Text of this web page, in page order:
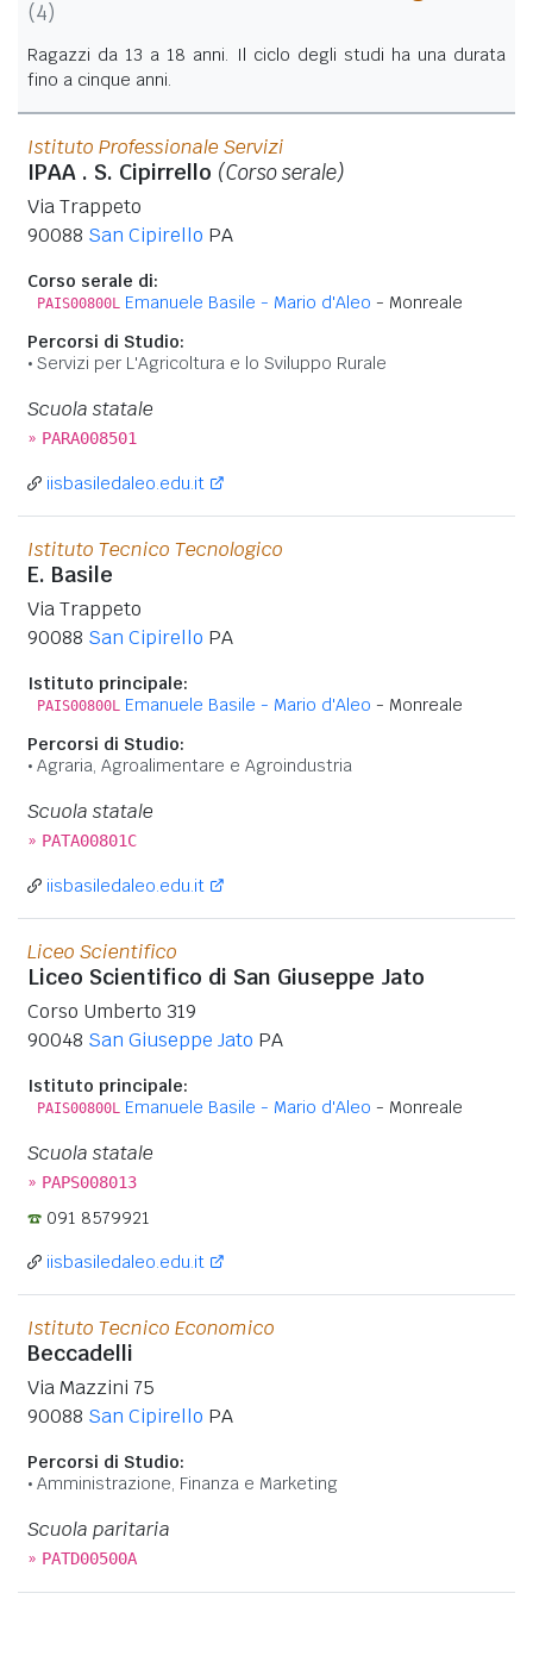
(4)
Ragazzi da 13 a 18 anni. Il ciclo degli studi ha una durata
fino a cinque anni.
Istituto Professionale Servizi
IPAA . S. Cipirrello (Corso serale)
Via Trappeto
90088 San Cipirello PA
Corso serale di:
PAIS00800L Emanuele Basile - Mario d'Aleo - Monreale
Percorsi di Studio:
Servizi per L'Agricoltura e lo Sviluppo Rurale
Scuola statale
» PARA008501
iisbasiledaleo.edu.it
Istituto Tecnico Tecnologico
E. Basile
Via Trappeto
90088 San Cipirello PA
Istituto principale:
PAIS00800L Emanuele Basile - Mario d'Aleo - Monreale
Percorsi di Studio:
Agraria, Agroalimentare e Agroindustria
Scuola statale
» PATA00801C
iisbasiledaleo.edu.it
Liceo Scientifico
Liceo Scientifico di San Giuseppe Jato
Corso Umberto 319
90048 San Giuseppe Jato PA
Istituto principale:
PAIS00800L Emanuele Basile - Mario d'Aleo - Monreale
Scuola statale
» PAPS008013
091 8579921
iisbasiledaleo.edu.it
Istituto Tecnico Economico
Beccadelli
Via Mazzini 75
90088 San Cipirello PA
Percorsi di Studio:
Amministrazione, Finanza e Marketing
Scuola paritaria
» PATD00500A